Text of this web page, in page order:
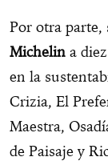
Por otra parte,
Michelin a
en la
Crizia, El
Maestra,
de Paisaje y